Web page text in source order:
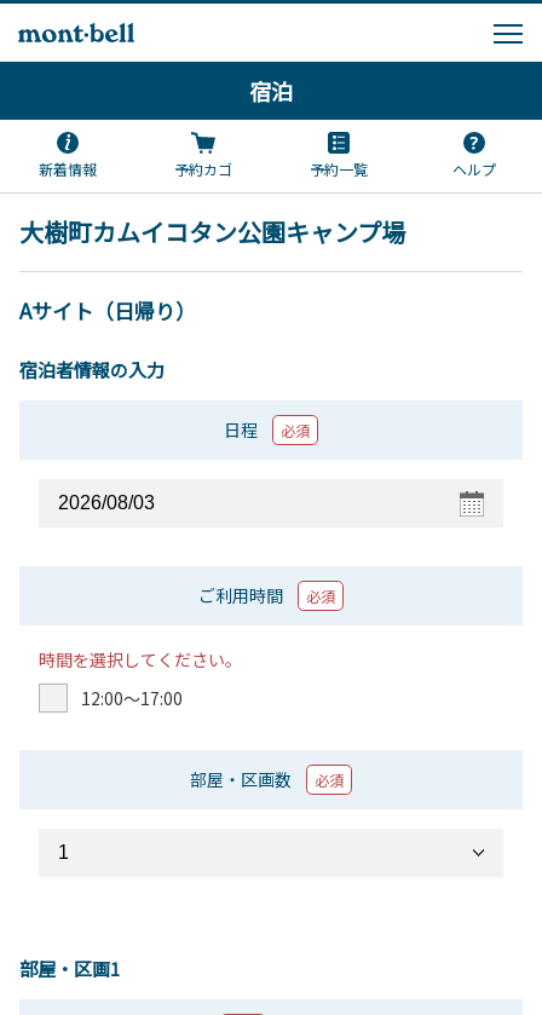
宿泊
新着情報 予約カゴ 予約一覧 ヘルプ
大樹町カムイコタン公園キャンプ場
Aサイト（日帰り）
宿泊者情報の入力
日程 必須
ご利用時間 必須
時間を選択してください。
12:00〜17:00
部屋・区画数 必須
部屋・区画1